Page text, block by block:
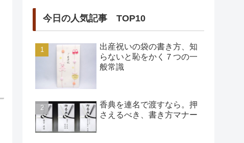
今日の人気記事 TOP10
出産祝いの袋の書き方、知
らないと恥をかく７つの一
般常識
香典を連名で渡すなら。押
さえるべき、書き方マナー